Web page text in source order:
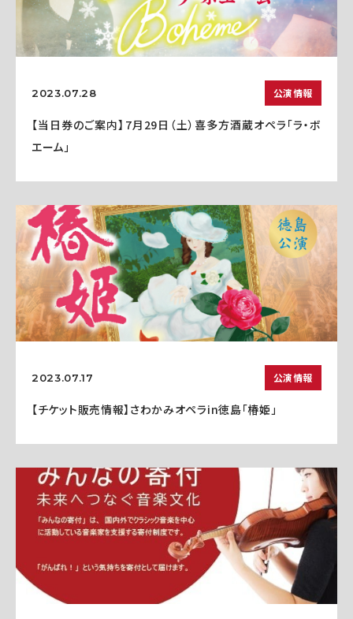
2023.07.28 公演情報
【当日券のご案内】7月29日（土）喜多方酒蔵オペラ「ラ・ボ
エーム」
2023.07.17 公演情報
【チケット販売情報】さわかみオペラin徳島「椿姫」